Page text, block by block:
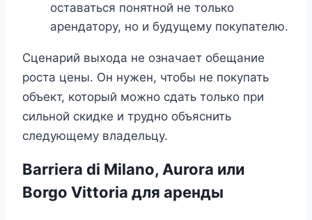
оставаться понятной не только
арендатору, но и будущему покупателю.
Сценарий выхода не означает обещание
роста цены. Он нужен, чтобы не покупать
объект, который можно сдать только при
сильной скидке и трудно объяснить
следующему владельцу.
Barriera di Milano, Aurora или
Borgo Vittoria для аренды